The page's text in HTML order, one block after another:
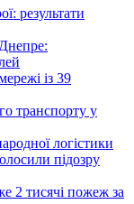
результати
із 39
транспорту у
логістики
підозру
2 тисячі пожеж за